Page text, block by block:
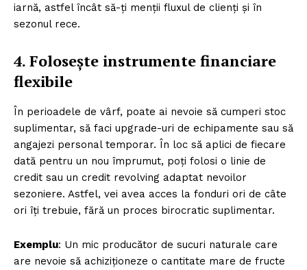
iarnă, astfel încât să-ți menții fluxul de clienți și în
sezonul rece.
4. Folosește instrumente financiare
flexibile
În perioadele de vârf, poate ai nevoie să cumperi stoc
suplimentar, să faci upgrade-uri de echipamente sau să
angajezi personal temporar. În loc să aplici de fiecare
dată pentru un nou împrumut, poți folosi o linie de
credit sau un credit revolving adaptat nevoilor
sezoniere. Astfel, vei avea acces la fonduri ori de câte
ori îți trebuie, fără un proces birocratic suplimentar.
Exemplu: Un mic producător de sucuri naturale care
are nevoie să achiziționeze o cantitate mare de fructe